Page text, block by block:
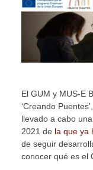
El GUM y MUS-E
‘Creando
llevado a cabo
2021 de la que ya
de seguir
conocer qué es el